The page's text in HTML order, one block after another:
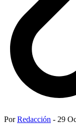
PorRedacción - 29